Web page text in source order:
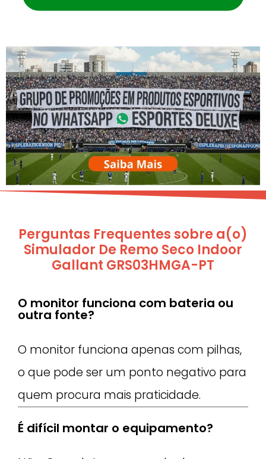
Perguntas Frequentes sobre a(o)
Simulador De Remo Seco Indoor
Gallant GRS03HMGA-PT
O monitor funciona com bateria ou
outra fonte?
O monitor funciona apenas com pilhas,
o que pode ser um ponto negativo para
quem procura mais praticidade.
É difícil montar o equipamento?